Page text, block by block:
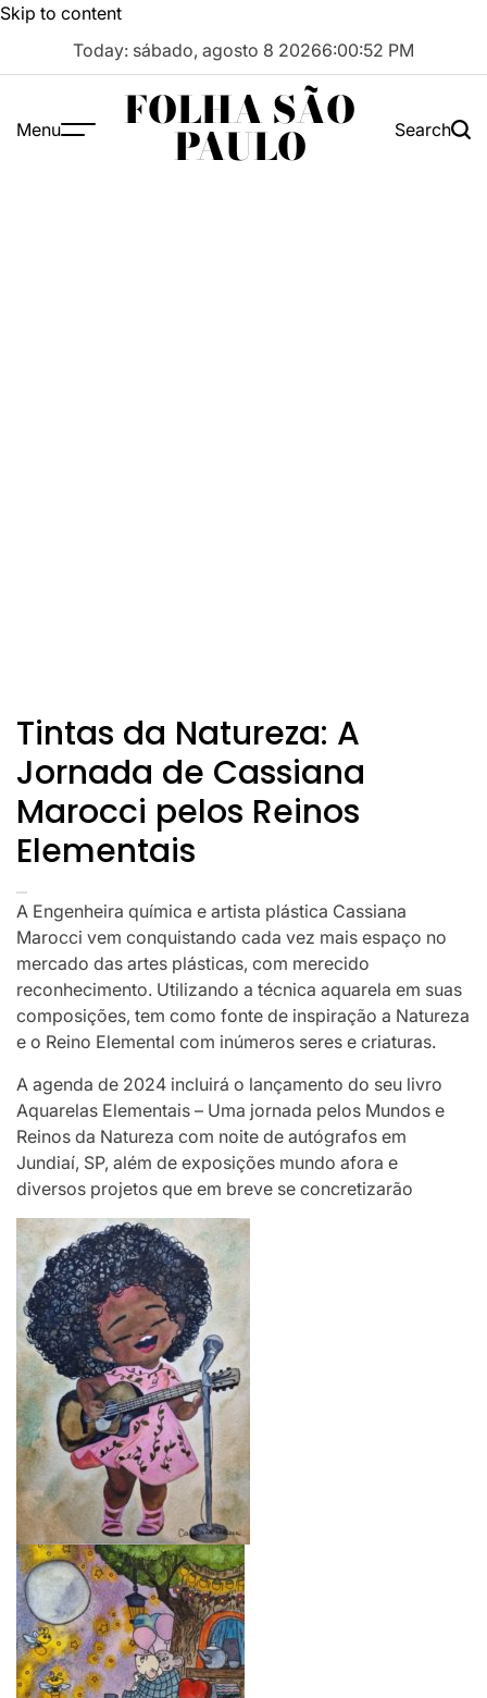
Skip to content
Today: sábado, agosto 8 20266:00:53 PM
Menu FOLHA SÃO
PAULO Search
Tintas da Natureza: A
Jornada de Cassiana
Marocci pelos Reinos
Elementais
A Engenheira química e artista plástica Cassiana
Marocci vem conquistando cada vez mais espaço no
mercado das artes plásticas, com merecido
reconhecimento. Utilizando a técnica aquarela em suas
composições, tem como fonte de inspiração a Natureza
e o Reino Elemental com inúmeros seres e criaturas.
A agenda de 2024 incluirá o lançamento do seu livro
Aquarelas Elementais – Uma jornada pelos Mundos e
Reinos da Natureza com noite de autógrafos em
Jundiaí, SP, além de exposições mundo afora e
diversos projetos que em breve se concretizarão